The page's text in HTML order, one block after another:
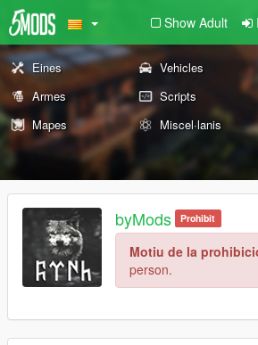
Show Adult
Eines Vehicles
Armes
Scripts
Mapes
Miscel·lanis
byMods Prohibit
Motiu de la
person.